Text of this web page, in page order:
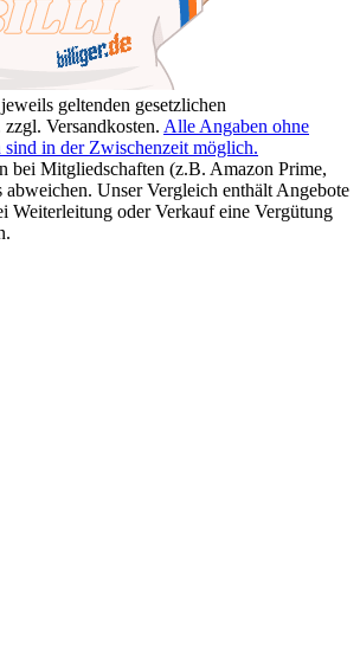
geltenden gesetzlichen
Versandkosten. Alle Angaben ohne
in der Zwischenzeit möglich.
bei Mitgliedschaften (z.B. Amazon Prime,
Unser Vergleich enthält Angebote
Weiterleitung oder Verkauf eine Vergütung